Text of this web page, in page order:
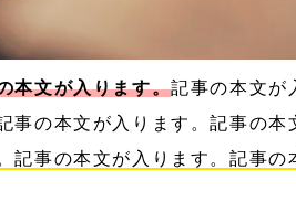
本文が入ります。記事の本文が
事の本文が入ります。記事の本
記事の本文が入ります。記事の